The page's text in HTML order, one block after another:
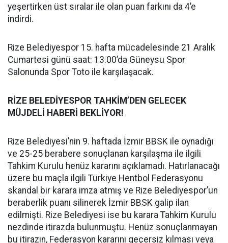
yeşertirken üst sıralar ile olan puan farkını da 4’e
indirdi.
Rize Belediyespor 15. hafta mücadelesinde 21 Aralık
Cumartesi günü saat: 13.00’da Güneysu Spor
Salonunda Spor Toto ile karşılaşacak.
RİZE BELEDİYESPOR TAHKİM’DEN GELECEK
MÜJDELİ HABERİ BEKLİYOR!
Rize Belediyesi’nin 9. haftada İzmir BBSK ile oynadığı
ve 25-25 berabere sonuçlanan karşılaşma ile ilgili
Tahkim Kurulu henüz kararını açıklamadı. Hatırlanacağı
üzere bu maçla ilgili Türkiye Hentbol Federasyonu
skandal bir karara imza atmış ve Rize Belediyespor’un
beraberlik puanı silinerek İzmir BBSK galip ilan
edilmişti. Rize Belediyesi ise bu karara Tahkim Kurulu
nezdinde itirazda bulunmuştu. Henüz sonuçlanmayan
bu itirazın, Federasyon kararını geçersiz kılması veya